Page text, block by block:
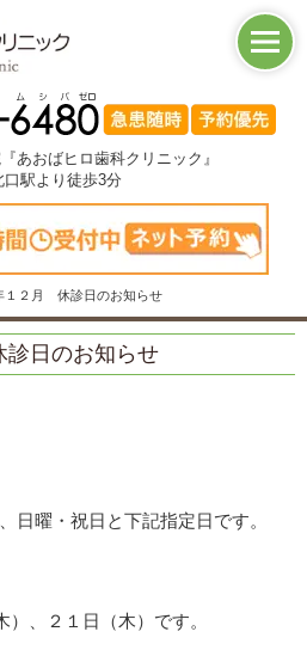
あおばヒロ歯科クリニック』
口駅より徒歩3分
１２月 休診日のお知らせ
日のお知らせ
日曜・祝日と下記指定日です。
、２１日（木）です。